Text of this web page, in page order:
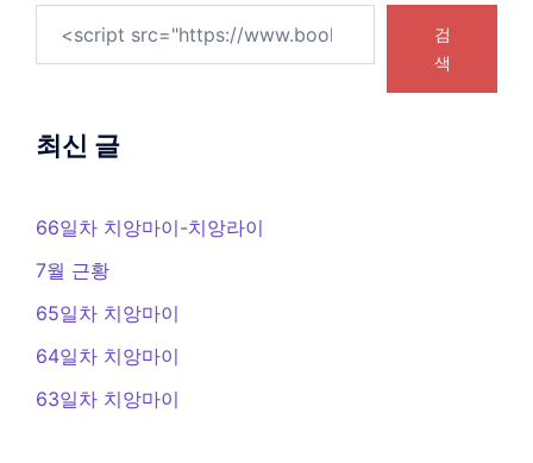
검
색
최신 글
66일차 치앙마이-치앙라이
7월 근황
65일차 치앙마이
64일차 치앙마이
63일차 치앙마이